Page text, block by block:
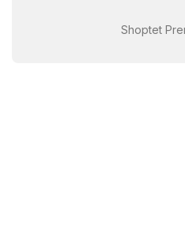
Shoptet